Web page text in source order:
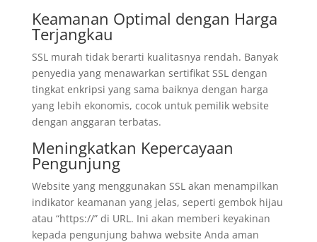
Keamanan Optimal dengan Harga
Terjangkau
SSL murah tidak berarti kualitasnya rendah. Banyak
penyedia yang menawarkan sertifikat SSL dengan
tingkat enkripsi yang sama baiknya dengan harga
yang lebih ekonomis, cocok untuk pemilik website
dengan anggaran terbatas.
Meningkatkan Kepercayaan
Pengunjung
Website yang menggunakan SSL akan menampilkan
indikator keamanan yang jelas, seperti gembok hijau
atau “https://” di URL. Ini akan memberi keyakinan
kepada pengunjung bahwa website Anda aman